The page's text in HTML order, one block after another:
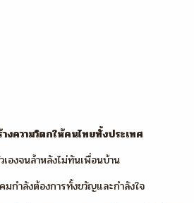
งความวิตกให้คนไทยทั้งประเทศ
องจนล้าหลังไม่ทันเพื่อนบ้าน
กำลังต้องการทั้งขวัญและกำลังใจ